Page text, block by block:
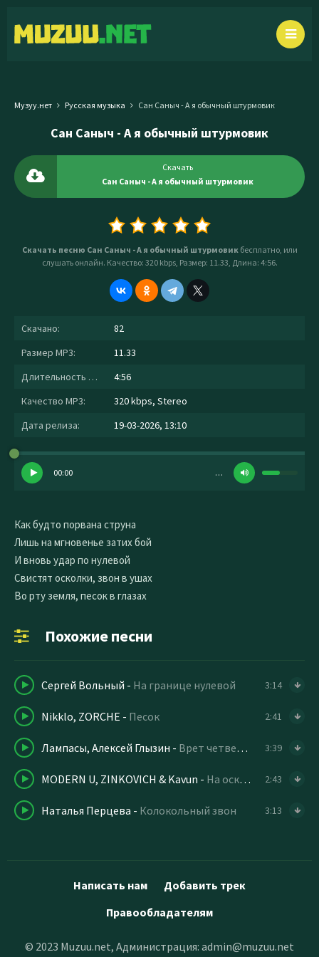
Музуу.нет Русская музыка Сан Саныч - А я обычный штурмовик
Сан Саныч - А я обычный штурмовик
Скачать
Сан Саныч - А я обычный штурмовик
Скачать песню Сан Саныч - А я обычный штурмовикбесплатно, или
слушать онлайн. Качество: 320 kbps, Размер: 11.33, Длина: 4:56.
Скачано:
82
Размер MP3:
11.33
Длительность MP3:
4:56
Качество MP3:
320 kbps, Stereo
Дата релиза:
19-03-2026, 13:10
00:00 …
Как будто порвана струна
Лишь на мгновенье затих бой
И вновь удар по нулевой
Свистят осколки, звон в ушах
Во рту земля, песок в глазах
Похожие песни
Сергей Вольный - На границе нулевой 3:14
Nikklo, ZORCHE - Песок 2:41
Лампасы, Алексей Глызин - Врет четвертая струна 3:39
MODERN U, ZINKOVICH & Kavun - На осколки 2:43
Наталья Перцева - Колокольный звон 3:13
Написать нам
Добавить трек
Правообладателям
© 2023 Muzuu.net, Администрация: admin@muzuu.net